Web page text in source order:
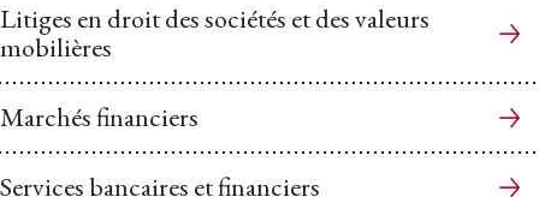
Litiges en droit des sociétés et des valeurs
mobilières
Marchés financiers
Services bancaires et financiers